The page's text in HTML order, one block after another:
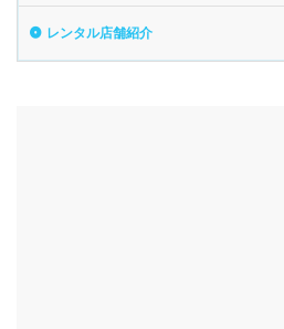
レンタル店舗紹介